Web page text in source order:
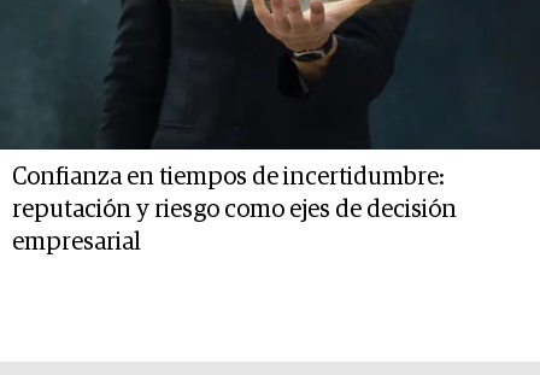
Confianza en tiempos de incertidumbre:
reputación y riesgo como ejes de decisión
empresarial